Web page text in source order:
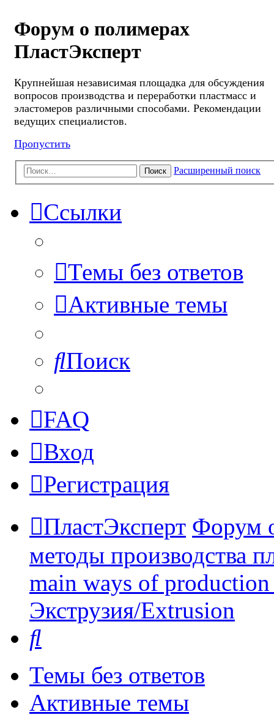
Форум о полимерах
ПластЭксперт
Крупнейшая независимая площадка для обсуждения
вопросов производства и переработки пластмасс и
эластомеров различными способами. Рекомендации
ведущих специалистов.
Пропустить
Поиск Расширенный поиск
Ссылки
Темы без ответов
Активные темы
Поиск
FAQ
Вход
Регистрация
ПластЭксперт Форум
методы производства
main ways of
Экструзия/Extrusion
Темы без ответов
Активные темы